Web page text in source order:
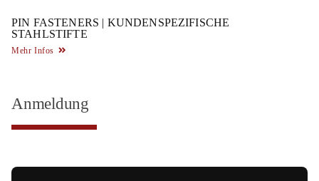
PIN FASTENERS | KUNDENSPEZIFISCHE
STAHLSTIFTE
Mehr Infos
Anmeldung